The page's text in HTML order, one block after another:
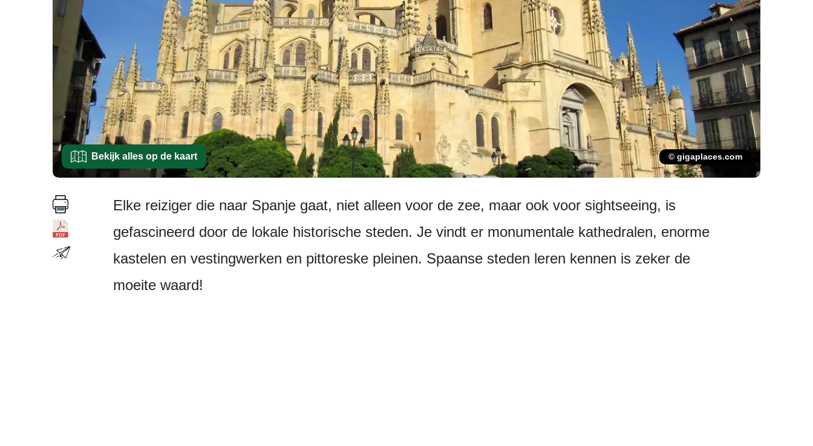
Bekijk alles op de kaart © gigaplaces.com
Elke reiziger die naar Spanje gaat, niet alleen voor de zee, maar ook voor sightseeing, is
gefascineerd door de lokale historische steden. Je vindt er monumentale kathedralen, enorme
kastelen en vestingwerken en pittoreske pleinen. Spaanse steden leren kennen is zeker de
moeite waard!